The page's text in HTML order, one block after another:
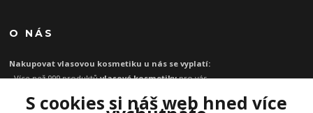
O NÁS
Nakupovat vlasovou kosmetiku u nás se vyplatí:
- Více než 999 produktůvlasové kosmetikypro vás
- Garance originality profesionálnívlasové kosmetiky
S cookies si náš web hned více